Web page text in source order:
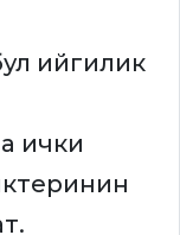
ийгилик
ички